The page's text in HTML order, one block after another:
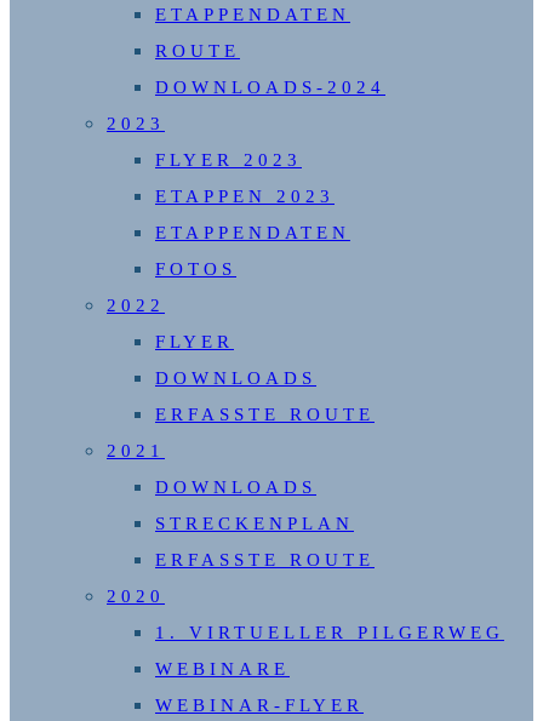
ETAPPENDATEN
ROUTE
DOWNLOADS-2024
2023
FLYER 2023
ETAPPEN 2023
ETAPPENDATEN
FOTOS
2022
FLYER
DOWNLOADS
ERFASSTE ROUTE
2021
DOWNLOADS
STRECKENPLAN
ERFASSTE ROUTE
2020
1. VIRTUELLER PILGERWEG
WEBINARE
WEBINAR-FLYER